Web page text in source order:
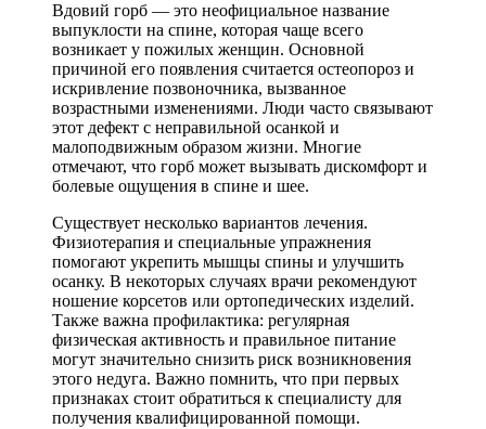
Вдовий горб — это неофициальное название
выпуклости на спине, которая чаще всего
возникает у пожилых женщин. Основной
причиной его появления считается остеопороз и
искривление позвоночника, вызванное
возрастными изменениями. Люди часто связывают
этот дефект с неправильной осанкой и
малоподвижным образом жизни. Многие
отмечают, что горб может вызывать дискомфорт и
болевые ощущения в спине и шее.
Существует несколько вариантов лечения.
Физиотерапия и специальные упражнения
помогают укрепить мышцы спины и улучшить
осанку. В некоторых случаях врачи рекомендуют
ношение корсетов или ортопедических изделий.
Также важна профилактика: регулярная
физическая активность и правильное питание
могут значительно снизить риск возникновения
этого недуга. Важно помнить, что при первых
признаках стоит обратиться к специалисту для
получения квалифицированной помощи.